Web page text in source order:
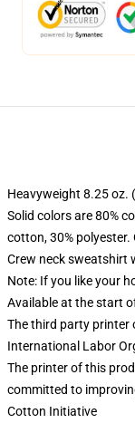
Heavyweight 8.25 oz.
Solid colors are 80%
cotton, 30% polyester.
Crew neck sweatshirt
Note: If you like your
Available at the start
The third party printer
International Labor
The printer of this
committed to
Cotton Initiative